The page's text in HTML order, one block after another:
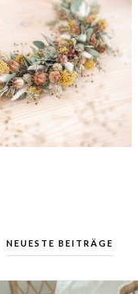
NEUESTE BEITRÄGE